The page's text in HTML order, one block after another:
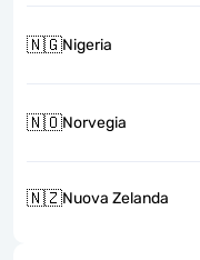
🇳🇬Nigeria
🇳🇴Norvegia
🇳🇿Nuova Zelanda